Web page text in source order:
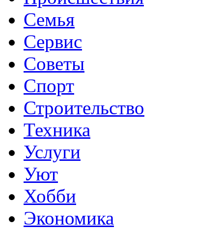
Семья
Сервис
Советы
Спорт
Строительство
Техника
Услуги
Уют
Хобби
Экономика